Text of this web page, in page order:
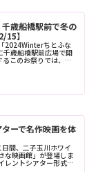
歳船橋駅前で冬の
15】
2024Winterちとふな
歳船橋駅前広場で開
このお祭りでは、模
ンタメショー、そし
ターで名作映画を体
間、二子玉川ホワイ
な映画館」が登場しま
レントシアター形式の